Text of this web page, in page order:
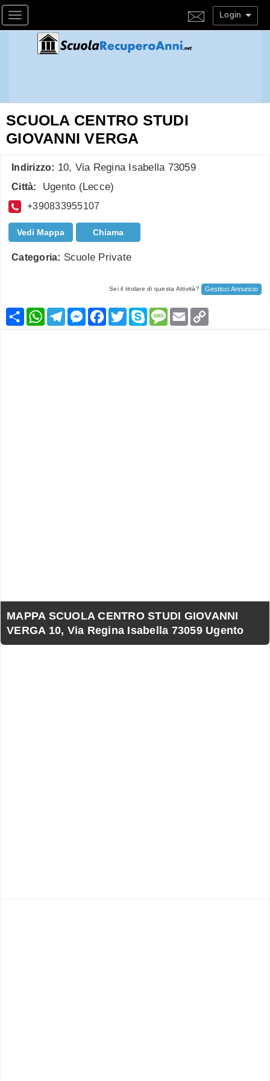
Toggle navigation Login
SCUOLA CENTRO STUDI
GIOVANNI VERGA
Indirizzo: 10, Via Regina Isabella 73059
Città: Ugento (Lecce)
+390833955107
Vedi Mappa Chiama
Categoria: Scuole Private
Sei il titolare di questa Attività? Gestisci Annuncio
CondividiWhatsApp
TelegramMessenger
Facebook
TwitterSkypeMessage
Email
MAPPA SCUOLA CENTRO STUDI GIOVANNI
VERGA 10, Via Regina Isabella 73059 Ugento